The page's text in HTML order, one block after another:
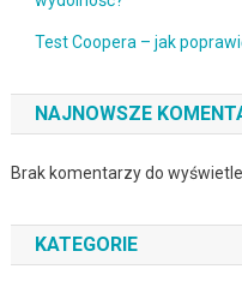
Test Coopera – jak
NAJNOWSZE
Brak komentarzy do
KATEGORIE